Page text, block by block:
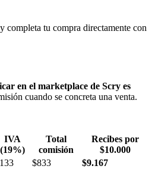
completa tu compra directamente con
en el marketplace de Scry es
cuando se concreta una venta.
IVA
(19%)
Total
comisión
Recibes por
$10.000
$833
$9.167